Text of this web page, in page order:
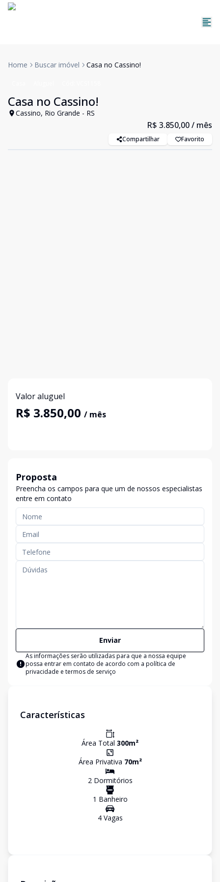
Home Buscar imóvel Casa no Cassino!
Casa no Cassino!
Cassino, Rio Grande - RS
R$ 3.850,00/ mês
Compartilhar Favorito
Valor aluguel
R$ 3.850,00 / mês
Proposta
Preencha os campos para que um de nossos especialistas
entre em contato
Enviar
As informações serão utilizadas para que a nossa equipe
possa entrar em contato de acordo com a política de
privacidade e termos de serviço
Características
Área Total 300m²
Área Privativa 70m²
2Dormitórios
1 Banheiro
4Vagas